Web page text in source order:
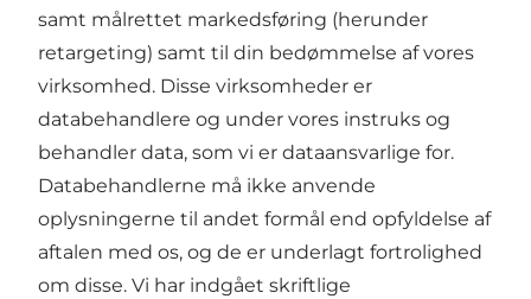
samt målrettet markedsføring (herunder
retargeting) samt til din bedømmelse af vores
virksomhed. Disse virksomheder er
databehandlere og under vores instruks og
behandler data, som vi er dataansvarlige for.
Databehandlerne må ikke anvende
oplysningerne til andet formål end opfyldelse af
aftalen med os, og de er underlagt fortrolighed
om disse. Vi har indgået skriftlige